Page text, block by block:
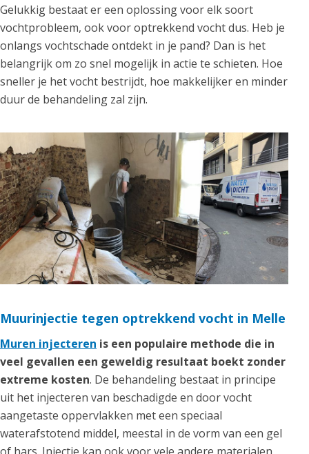
Gelukkig bestaat er een oplossing voor elk soort
vochtprobleem, ook voor optrekkend vocht dus. Heb je
onlangs vochtschade ontdekt in je pand? Dan is het
belangrijk om zo snel mogelijk in actie te schieten. Hoe
sneller je het vocht bestrijdt, hoe makkelijker en minder
duur de behandeling zal zijn.
Muurinjectie tegen optrekkend vocht in Melle
Muren injecteren is een populaire methode die in
veel gevallen een geweldig resultaat boekt zonder
extreme kosten. De behandeling bestaat in principe
uit het injecteren van beschadigde en door vocht
aangetaste oppervlakken met een speciaal
waterafstotend middel, meestal in de vorm van een gel